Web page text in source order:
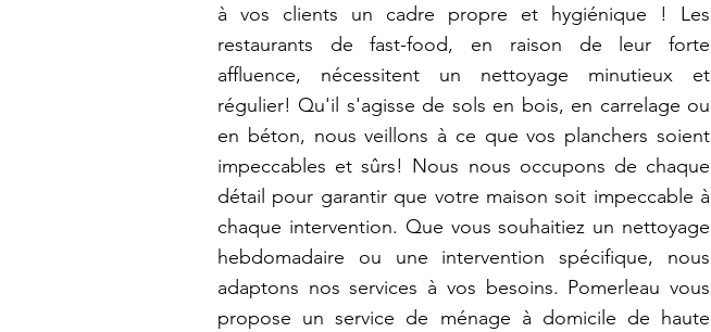
à vos clients un cadre propre et hygiénique ! Les
restaurants de fast-food, en raison de leur forte
affluence, nécessitent un nettoyage minutieux et
régulier! Qu'il s'agisse de sols en bois, en carrelage ou
en béton, nous veillons à ce que vos planchers soient
impeccables et sûrs! Nous nous occupons de chaque
détail pour garantir que votre maison soit impeccable à
chaque intervention. Que vous souhaitiez un nettoyage
hebdomadaire ou une intervention spécifique, nous
adaptons nos services à vos besoins. Pomerleau vous
propose un service de ménage à domicile de haute